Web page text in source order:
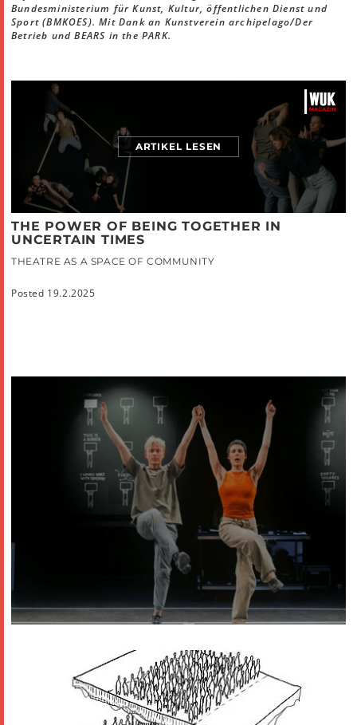
Bundesministerium für Kunst, Kultur, öffentlichen Dienst und
Sport (BMKOES). Mit Dank an Kunstverein archipelago/Der
Betrieb und BEARS in the PARK.
ARTIKEL LESEN
THE POWER OF BEING TOGETHER IN
UNCERTAIN TIMES
THEATRE AS A SPACE OF COMMUNITY
Posted 19.2.2025